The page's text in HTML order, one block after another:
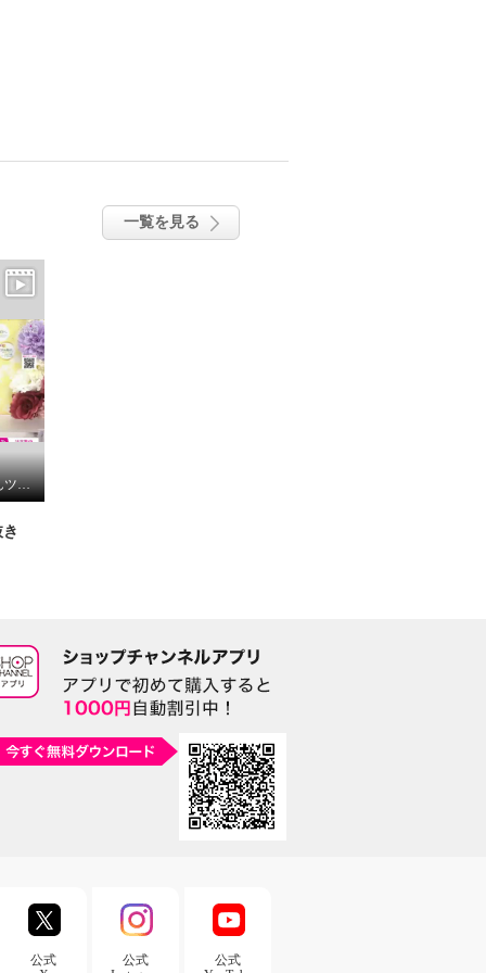
一覧を見る
ミエルボーテ すっぴんツヤめき！美白肌 デイタイム スキンケアペースト ＜バニラ＞ ２．５個分特別セット
公式
公式
公式